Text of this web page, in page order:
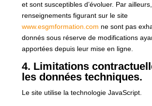
et sont susceptibles d’évoluer. Par
renseignements figurant sur le site
www.esgmformation.com ne sont pas
donnés sous réserve de modifications
apportées depuis leur mise en ligne.
4. Limitations
les données techniques.
Le site utilise la technologie JavaScript.